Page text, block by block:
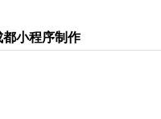
小程序制作